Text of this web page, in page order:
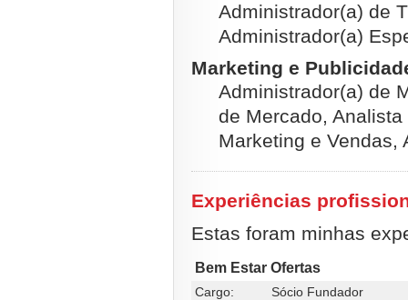
Administrador(a) de
Administrador(a)
Marketing e
Administrador(a) de
de Mercado,
Marketing e Vendas,
Experiências
Estas foram minhas
Bem Estar Ofertas
Cargo:
Sócio Fundador